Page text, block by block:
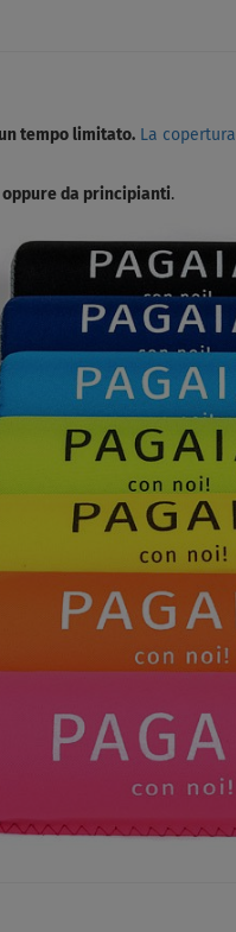
tempo limitato. La copertura
da principianti.